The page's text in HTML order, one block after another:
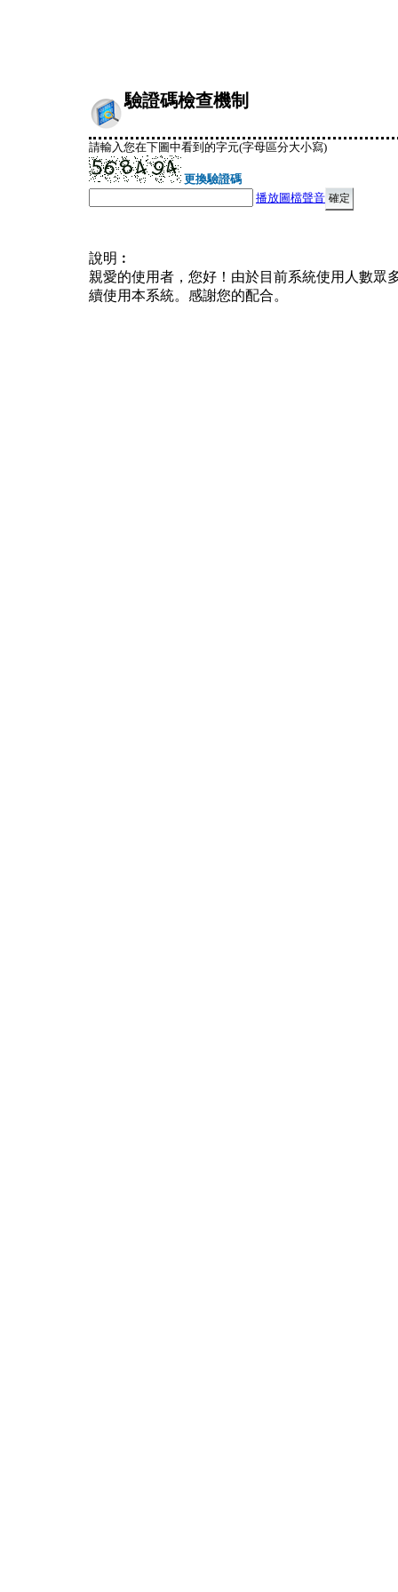
驗證碼檢查機制
請輸入您在下圖中看到的字元(字母區分大小寫)
更換驗證碼
播放圖檔聲音
說明︰
親愛的使用者，您好！由於目前系統使用人數眾
續使用本系統。感謝您的配合。